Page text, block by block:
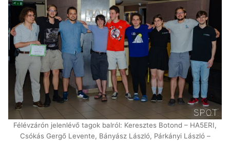
Félévzárón jelenlévő tagok balról: Keresztes Botond – HA5ERI,
Csókás Gergő Levente, Bányász László, Párkányi László –